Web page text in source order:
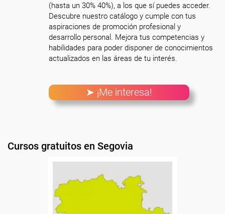
(hasta un 30% 40%), a los que sí puedes acceder.
Descubre nuestro catálogo y cumple con tus
aspiraciones de promoción profesional y
desarrollo personal. Mejora tus competencias y
habilidades para poder disponer de conocimientos
actualizados en las áreas de tu interés.
➤ ¡Me interesa!
Cursos gratuitos en Segovia